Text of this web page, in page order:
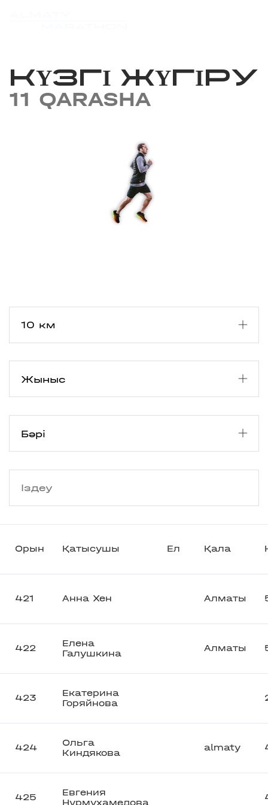
КҮЗГІ ЖҮГІРУ
11 QARASHA
Орын Қатысушы Ел Қала
421 Анна Хен Алматы
422
Елена
Галушкина
Алматы
423
Екатерина
Горяйнова
424
Ольга
Киндякова
almaty
425
Евгения